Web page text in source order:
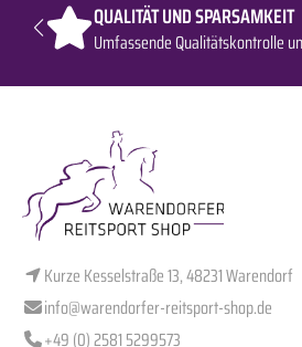
QUALITÄT UND SPARSAMKEIT
Umfassende Qualitätskontrolle
Kurze Kesselstraße 13, 48231 Warendorf
info@warendorfer-reitsport-shop.de
+49 (0) 2581 5299573